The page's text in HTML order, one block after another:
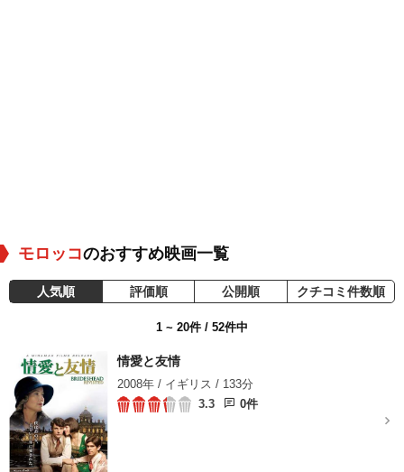
モロッコのおすすめ映画一覧
人気順 評価順 公開順 クチコミ件数順
1 ~ 20件 / 52件中
情愛と友情
2008年 / イギリス / 133分
3.3
0件